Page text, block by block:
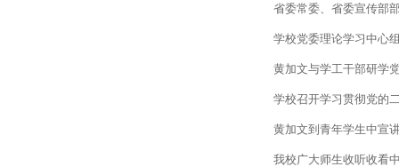
省委常委、省委宣传部
学校党委理论学习中心
黄加文与学工干部研学
学校召开学习贯彻党的
黄加文到青年学生中宣
我校广大师生收听收看